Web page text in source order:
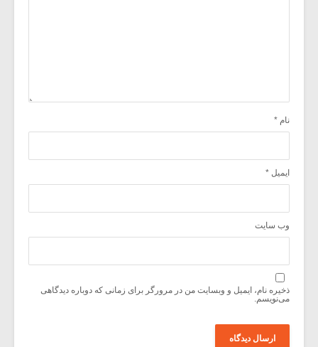
نام *
ایمیل *
وب‌ سایت
ذخیره نام، ایمیل و وبسایت من در مرورگر برای زمانی که دوباره دیدگاهی
می‌نویسم.